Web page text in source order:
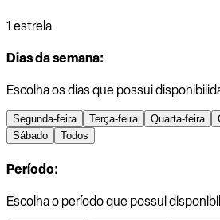
1 estrela
Dias da semana:
Escolha os dias que possui
Segunda-feira Terça-feira Quarta-feira
Sábado
Todos
Período:
Escolha o período que possui